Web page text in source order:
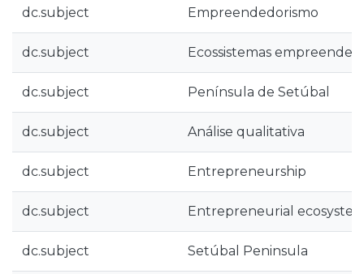
dc.subject Empreendedorismo
dc.subject Ecossistemas
dc.subject Península de Setúbal
dc.subject Análise qualitativa
dc.subject Entrepreneurship
dc.subject Entrepreneurial
dc.subject Setúbal Peninsula